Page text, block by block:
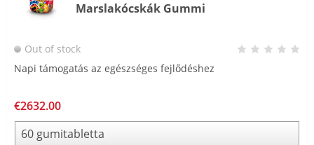
Marslakócskák Gummi
Out of stock
Napi támogatás az egészséges fejlődéshez
€2632.00